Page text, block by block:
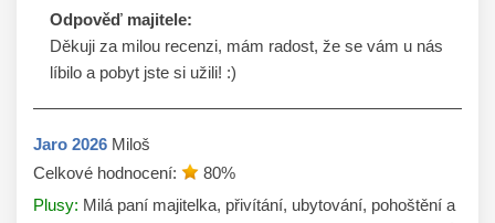
Odpověď majitele:
Děkuji za milou recenzi, mám radost, že se vám u nás
líbilo a pobyt jste si užili! :)
Jaro 2026 Miloš
Celkové hodnocení:
80%
Plusy: Milá paní majitelka, přivítání, ubytování, pohoštění a